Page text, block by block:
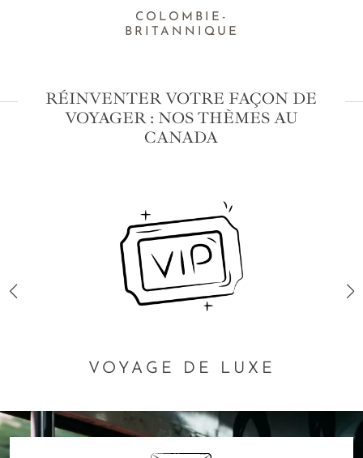
COLOMBIE-
BRITANNIQUE
RÉINVENTER VOTRE FAÇON DE
VOYAGER : NOS THÈMES AU
CANADA
VOYAGE DE LUXE